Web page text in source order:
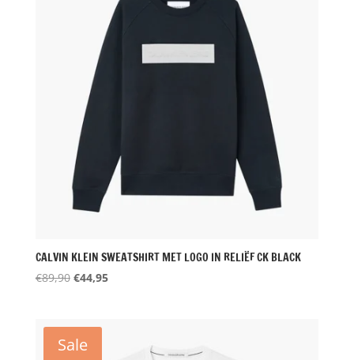
CALVIN KLEIN SWEATSHIRT MET LOGO IN RELIËF CK BLACK
€89,90 Oorspronkelijke
€89,90.
€44,95Huidige
Sale